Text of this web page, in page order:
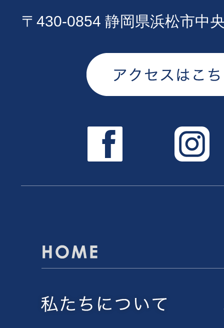
〒430-0854 静岡県浜松市中